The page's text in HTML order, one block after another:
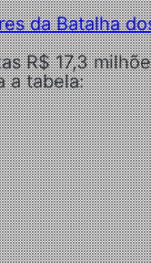
da Batalha
R$ 17,3
a tabela: